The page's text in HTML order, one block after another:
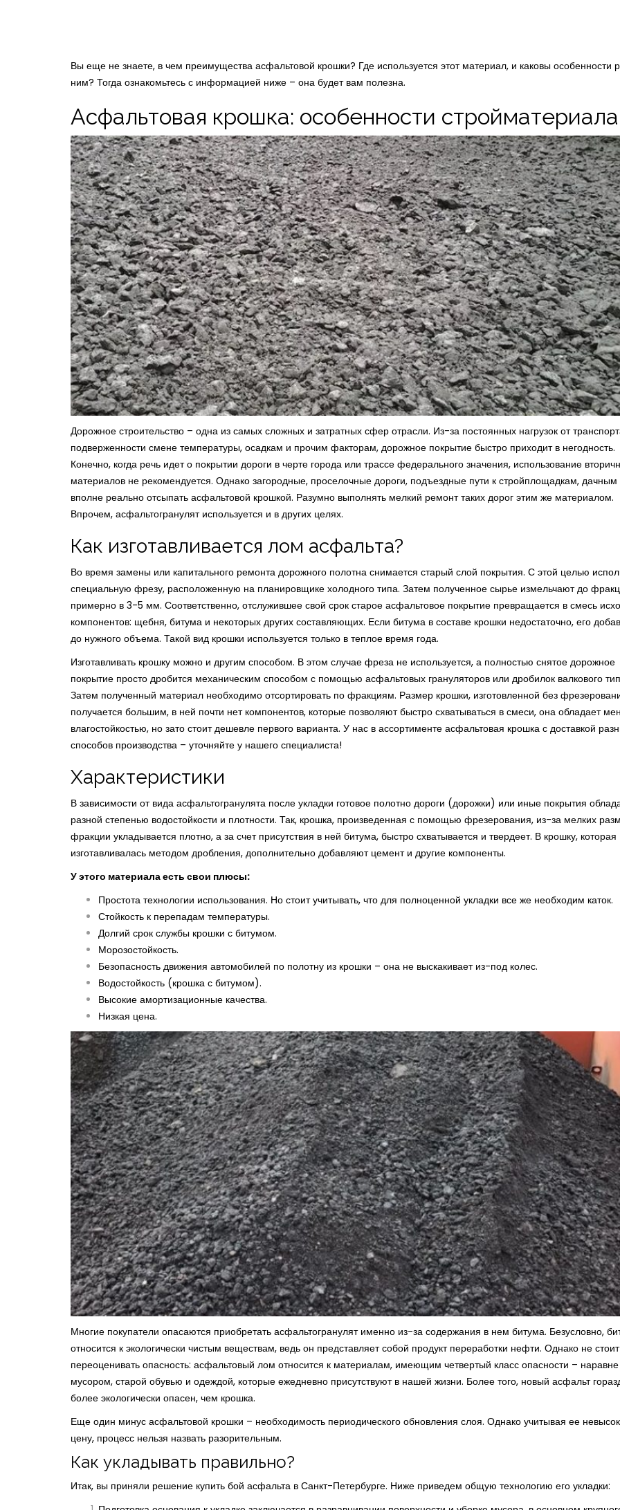
Вы еще не знаете, в чем преимущества асфальтовой крошки? Где используется этот материал, и каковы особенности
ним? Тогда ознакомьтесь с информацией ниже – она будет вам полезна.
Асфальтовая крошка: особенности стройматериала
Дорожное строительство – одна из самых сложных и затратных сфер отрасли. Из-за постоянных нагрузок от
подверженности смене температуры, осадкам и прочим факторам, дорожное покрытие быстро приходит в негодность.
Конечно, когда речь идет о покрытии дороги в черте города или трассе федерального значения, использование
материалов не рекомендуется. Однако загородные, проселочные дороги, подъездные пути к стройплощадкам,
вполне реально отсыпать асфальтовой крошкой. Разумно выполнять мелкий ремонт таких дорог этим же материалом.
Впрочем, асфальтогранулят используется и в других целях.
Как изготавливается лом асфальта?
Во время замены или капитального ремонта дорожного полотна снимается старый слой покрытия. С этой целью
специальную фрезу, расположенную на планировщике холодного типа. Затем полученное сырье измельчают до
примерно в 3-5 мм. Соответственно, отслужившее свой срок старое асфальтовое покрытие превращается в смесь
компонентов: щебня, битума и некоторых других составляющих. Если битума в составе крошки недостаточно, его
до нужного объема. Такой вид крошки используется только в теплое время года.
Изготавливать крошку можно и другим способом. В этом случае фреза не используется, а полностью снятое дорожное
покрытие просто дробится механическим способом с помощью асфальтовых грануляторов или дробилок валкового
Затем полученный материал необходимо отсортировать по фракциям. Размер крошки, изготовленной без
получается большим, в ней почти нет компонентов, которые позволяют быстро схватываться в смеси, она обладает
влагостойкостью, но зато стоит дешевле первого варианта. У нас в ассортименте асфальтовая крошка с доставкой
способов производства – уточняйте у нашего специалиста!
Характеристики
В зависимости от вида асфальтогранулята после укладки готовое полотно дороги (дорожки) или иные покрытия
разной степенью водостойкости и плотности. Так, крошка, произведенная с помощью фрезерования, из-за мелких
фракции укладывается плотно, а за счет присутствия в ней битума, быстро схватывается и твердеет. В крошку, которая
изготавливалась методом дробления, дополнительно добавляют цемент и другие компоненты.
У этого материала есть свои плюсы:
Простота технологии использования. Но стоит учитывать, что для полноценной укладки все же необходим каток.
Стойкость к перепадам температуры.
Долгий срок службы крошки с битумом.
Морозостойкость.
Безопасность движения автомобилей по полотну из крошки – она не выскакивает из-под колес.
Водостойкость (крошка с битумом).
Высокие амортизационные качества.
Низкая цена.
Многие покупатели опасаются приобретать асфальтогранулят именно из-за содержания в нем битума. Безусловно,
относится к экологически чистым веществам, ведь он представляет собой продукт переработки нефти. Однако не стоит
переоценивать опасность: асфальтовый лом относится к материалам, имеющим четвертый класс опасности –
мусором, старой обувью и одеждой, которые ежедневно присутствуют в нашей жизни. Более того, новый асфальт
более экологически опасен, чем крошка.
Еще один минус асфальтовой крошки – необходимость периодического обновления слоя. Однако учитывая ее
цену, процесс нельзя назвать разорительным.
Как укладывать правильно?
Итак, вы приняли решение купить бой асфальта в Санкт-Петербурге. Ниже приведем общую технологию его укладки: